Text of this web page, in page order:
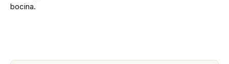
bocina.